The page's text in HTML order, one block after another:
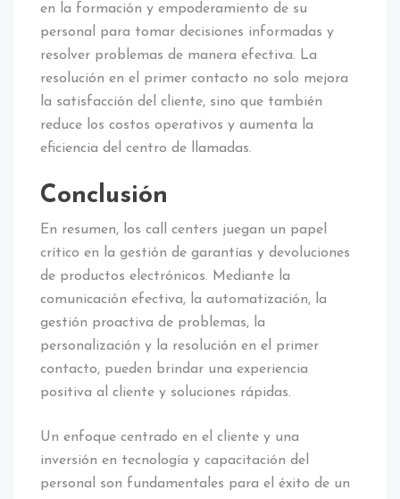
en la formación y empoderamiento de su
personal para tomar decisiones informadas y
resolver problemas de manera efectiva. La
resolución en el primer contacto no solo mejora
la satisfacción del cliente, sino que también
reduce los costos operativos y aumenta la
eficiencia del centro de llamadas.
Conclusión
En resumen, los call centers juegan un papel
crítico en la gestión de garantías y devoluciones
de productos electrónicos. Mediante la
comunicación efectiva, la automatización, la
gestión proactiva de problemas, la
personalización y la resolución en el primer
contacto, pueden brindar una experiencia
positiva al cliente y soluciones rápidas.
Un enfoque centrado en el cliente y una
inversión en tecnología y capacitación del
personal son fundamentales para el éxito de un